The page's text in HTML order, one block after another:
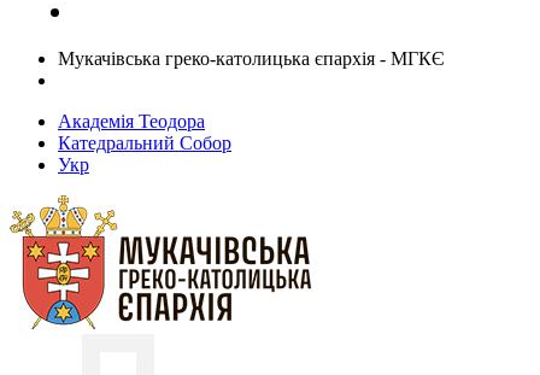
Мукачівська греко-католицька єпархія - МГКЄ
Академія Теодора
Катедральний Собор
Укр